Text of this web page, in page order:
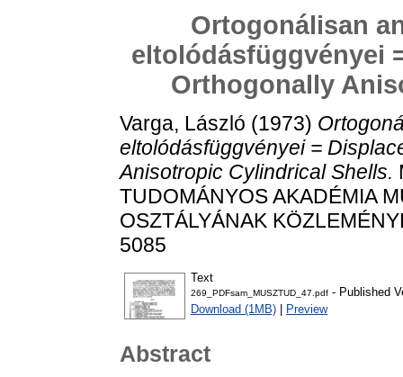
Ortogonálisan
eltolódásfüggvényei
Orthogonally
Varga, László (1973)
eltolódásfüggvényei =
Anisotropic Cylindrical Shells.
TUDOMÁNYOS AKADÉMIA
OSZTÁLYÁNAK
5085
Text
269_PDFsam_MUSZTUD_47.pdf - Published
Download (1MB)
Preview
Abstract